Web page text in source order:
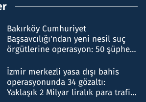
Bakırköy Cumhuriyet
Başsavcılığı'ndan yeni nesil suç
örgütlerine operasyon: 50 şüpheli
İzmir merkezli yasa dışı bahis
operasyonunda 34 gözaltı:
Yaklaşık 2 Milyar liralık para trafiği